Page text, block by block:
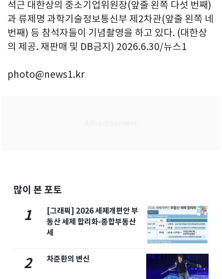
석근 대한상의 중소기업위원장(앞줄 왼쪽 다섯 번째)
과 류제명 과학기술정보통신부 제2차관(앞줄 왼쪽 네
번째) 등 참석자들이 기념촬영을 하고 있다. (대한상
의 제공. 재판매 및 DB금지) 2026.6.30/뉴스1
photo@news1.kr
많이 본 포토
1
[그래픽] 2026 세제개편안 부
동산 세제 합리화-종합부동산
세
2 차준환의 변신